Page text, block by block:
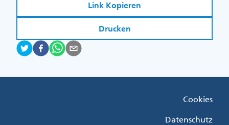
Link Kopieren
Drucken
Cookies
Datenschutz